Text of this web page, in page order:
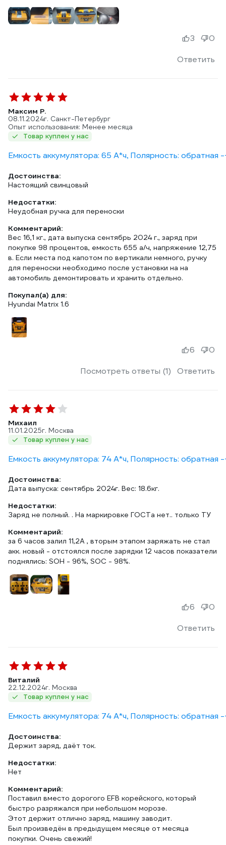
Ответить
3 0
Максим Р.
08.11.2024г. Санкт-Петербург
Опыт использования: Менее месяца
Товар куплен у нас
Емкость аккумулятора: 65 А*ч, Полярность: обратная -
Достоинства:
Настоящий свинцовый
Недостатки:
Неудобная ручка для переноски
Комментарий:
Вес 16,1 кг., дата выпуска сентябрь 2024 г., заряд при
покупке 98 процентов, емкость 655 а/ч, напряжение 12,75
в. Если места под капотом по вертикали немного, ручку
для переноски необходимо после установки на на
автомобиль демонтировать и хранить отдельно.
Покупал(а) для:
Hyundai Matrix 1.6
Посмотреть ответы (1) Ответить
6 0
Михаил
11.01.2025г. Москва
Товар куплен у нас
Емкость аккумулятора: 74 А*ч, Полярность: обратная -
Достоинства:
Дата выпуска: сентябрь 2024г. Вес: 18.6кг.
Недостатки:
Заряд не полный. . На маркировке ГОСТа нет.. только ТУ
Комментарий:
за 6 часов залил 11,2А , вторым этапом заряжать не стал
акк. новый - отстоялся после зарядки 12 часов показатели
поднялись: SOH - 96%, SOС - 98%.
Ответить
6 0
Виталий
22.12.2024г. Москва
Товар куплен у нас
Емкость аккумулятора: 74 А*ч, Полярность: обратная -
Достоинства:
Держит заряд, даёт ток.
Недостатки:
Нет
Комментарий:
Поставил вместо дорогого EFB корейского, который
быстро разряжался при небольшом морозе.
Этот держит отлично заряд, машину заводит.
Был произведён в предыдущем месяце от месяца
покупки. Очень свежий!